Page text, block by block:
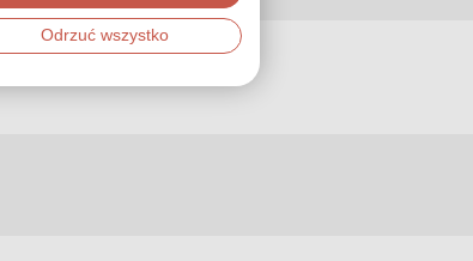
Odrzuć wszystko